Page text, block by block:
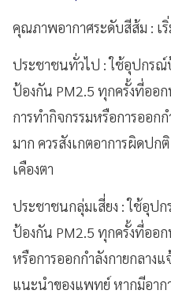
คุณภาพอากาศระดับสีส้ม : เ
ประชาชนทั่วไป : ใช้อุปกรณ์
ป้องกัน PM2.5 ทุกครั้งที่ออก
การทำกิจกรรมหรือการออก
มาก ควรสังเกตอาการผิดปก
เคืองตา
ประชาชนกลุ่มเสี่ยง : ใช้อุป
ป้องกัน PM2.5 ทุกครั้งที่ออก
หรือการออกกำลังกายกลาง
แนะนำของแพทย์ หากมีอา